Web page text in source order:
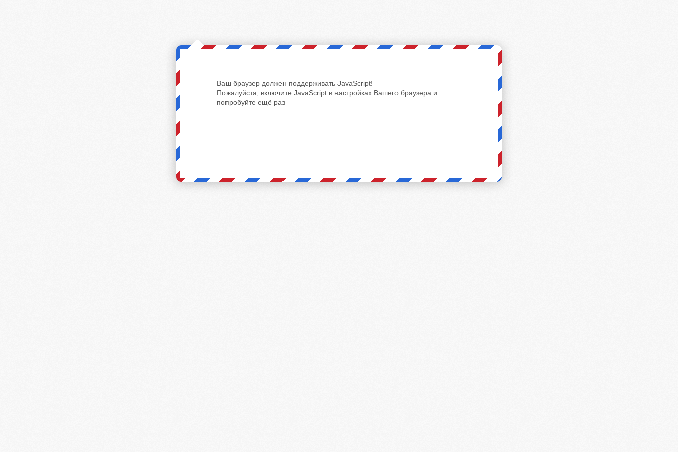
Ваш браузер должен поддерживать JavaScript!
Пожалуйста, включите JavaScript в настройках Вашего браузера и
попробуйте ещё раз